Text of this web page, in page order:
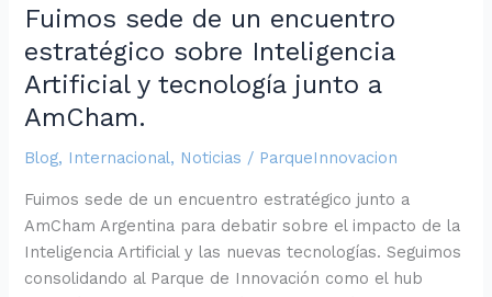
Fuimos sede de un encuentro
estratégico sobre Inteligencia
Artificial y tecnología junto a
AmCham.
Blog, Internacional, Noticias / ParqueInnovacion
Fuimos sede de un encuentro estratégico junto a
AmCham Argentina para debatir sobre el impacto de la
Inteligencia Artificial y las nuevas tecnologías. Seguimos
consolidando al Parque de Innovación como el hub
a